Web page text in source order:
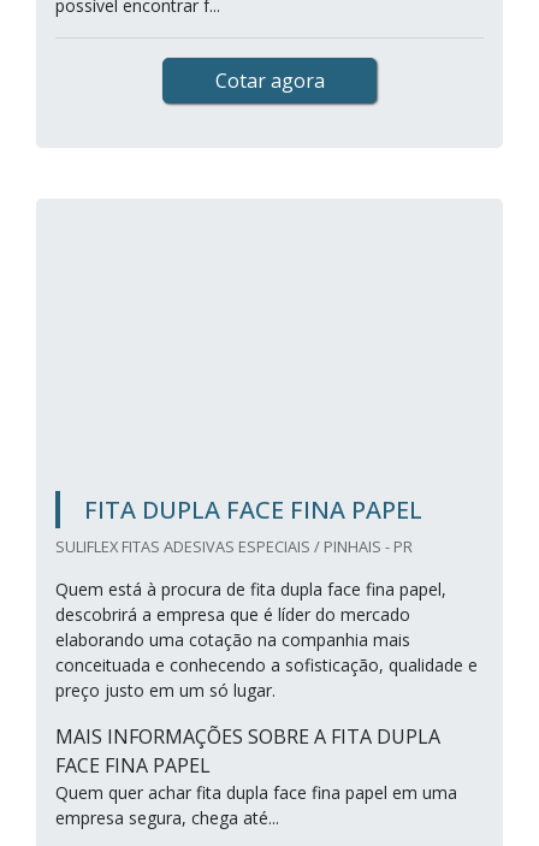
possível encontrar f...
Cotar agora
FITA DUPLA FACE FINA PAPEL
SULIFLEX FITAS ADESIVAS ESPECIAIS / PINHAIS - PR
Quem está à procura de fita dupla face fina papel,
descobrirá a empresa que é líder do mercado
elaborando uma cotação na companhia mais
conceituada e conhecendo a sofisticação, qualidade e
preço justo em um só lugar.
MAIS INFORMAÇÕES SOBRE A FITA DUPLA
FACE FINA PAPEL
Quem quer achar fita dupla face fina papel em uma
empresa segura, chega até...